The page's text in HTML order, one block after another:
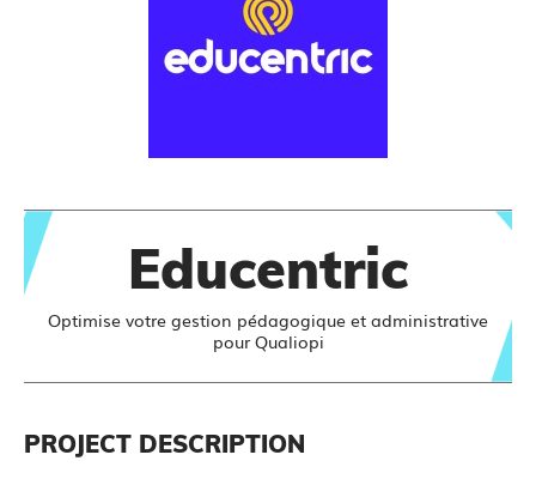
Educentric
Optimise votre gestion pédagogique et administrative
pour Qualiopi
PROJECT DESCRIPTION